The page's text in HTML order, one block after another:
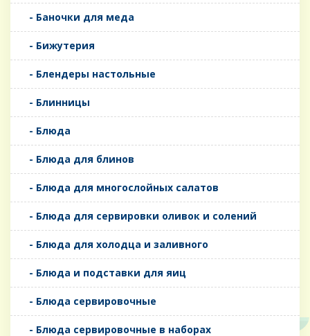
- Баночки для меда
- Бижутерия
- Блендеры настольные
- Блинницы
- Блюда
- Блюда для блинов
- Блюда для многослойных салатов
- Блюда для сервировки оливок и солений
- Блюда для холодца и заливного
- Блюда и подставки для яиц
- Блюда сервировочные
- Блюда сервировочные в наборах